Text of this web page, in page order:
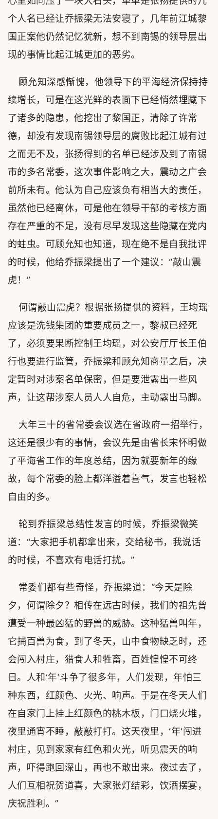
个人名已经让乔振梁无法安寝了，几年前江城黎
国正案他仍然记忆犹新，想不到南锡的领导层出
现的事情比起江城更加的恶劣。
顾允知深感惭愧，他领导下的平海经济保持持
续增长，可是在这光鲜的表面下已经悄然埋藏下
了诸多的隐患，他挖出了黎国正，清除了许常
德，却没有发现南锡领导层的腐败比起江城有过
之而无不及，张扬得到的名单已经涉及到了南锡
市的多名常委，这次事件影响之大，震动之广会
前所未有。他认为自己应该负有相当大的责任，
虽然他已经离休，可是他在领导干部的考核方面
存在严重的不足，没有尽早发现这些隐藏在党内
的蛀虫。可顾允知也知道，现在绝不是自我批评
的时候，他给乔振梁提出了一个建议：“敲山震
虎！”
何谓敲山震虎？根据张扬提供的资料，王均瑶
应该是洗钱集团的重要成员之一，黎叔已经死
了，必须要果断控制王均瑶，对公安厅厅长王伯
行也要进行监管，乔振梁和顾允知商量之后，决
定暂时对涉案名单保密，但是要泄露出一些风
声，让这帮涉案人员人人自危，主动露出马脚。
大年三十的省常委会议选在省政府一招举行，
这还是很少有的事情，会议先是由省长宋怀明做
了平海省工作的年度总结，因为就要新年的缘
故，每个常委的脸上都洋溢着喜气，发言也轻松
自由的多。
轮到乔振梁总结性发言的时候，乔振梁微笑
道：“大家把手机都拿出来，交给秘书，我说话
的时候，不喜欢有电话打扰。”
常委们都有些奇怪，乔振梁道：“今天是除
夕，何谓除夕？相传在远古时候，我们的祖先曾
遭受一种最凶猛的野兽的威胁。这种猛兽叫年，
它捕百兽为食，到了冬天，山中食物缺乏时，还
会闯入村庄，猎食人和牲畜，百姓惶惶不可终
日。人和‘年‘斗争了很多年，人们发现，年怕三
种东西，红颜色、火光、响声。于是在冬天人们
在自家门上挂上红颜色的桃木板，门口烧火堆，
夜里通宵不睡，敲敲打打。这天夜里，‘年‘闯进
村庄，见到家家有红色和火光，听见震天的响
声，吓得跑回深山，再也不敢出来。夜过去了，
人们互相祝贺道喜，大家张灯结彩，饮酒摆宴，
庆祝胜利。”